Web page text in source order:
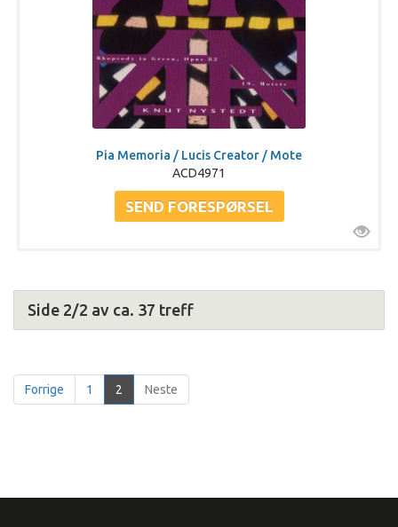
Pia Memoria / Lucis Creator / Mote
ACD4971
Side 2/2 av ca. 37 treff
Forrige 1 2 Neste